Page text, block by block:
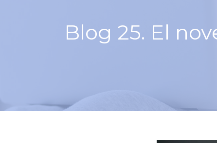
Blog 25. El